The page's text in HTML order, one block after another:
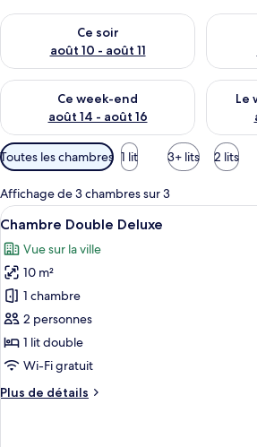
Ce soir
août 10 - août 11
Vérifier la disponibilité pour ce soir août
Vérifier
Ce week-end
août 14 - août 16
Vérifier la disponibilité pour ce week-
Le
Filtres
disponibles
pour
les
chambres
Toutes les chambres 1 lit 3+ lits 2 lits
Affichage de 3 chambres sur 3
Afficher
toutes
les
photos
pour
ce
type
de
chambre :
Chambre
UNE
3
Chambre Double Deluxe
Vue sur la ville
10 m²
1 chambre
2 personnes
1 lit double
Wi-Fi gratuit
Plus de détails
Plus